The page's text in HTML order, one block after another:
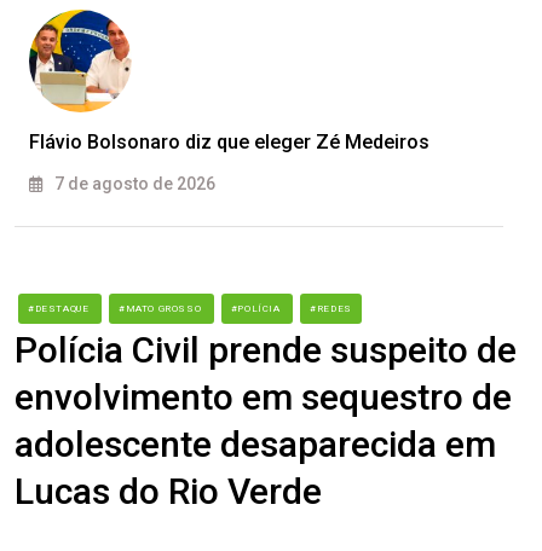
Flávio Bolsonaro diz que eleger Zé Medeiros
7 de agosto de 2026
#DESTAQUE #MATO GROSSO #POLÍCIA #REDES
Polícia Civil prende suspeito de
envolvimento em sequestro de
adolescente desaparecida em
Lucas do Rio Verde